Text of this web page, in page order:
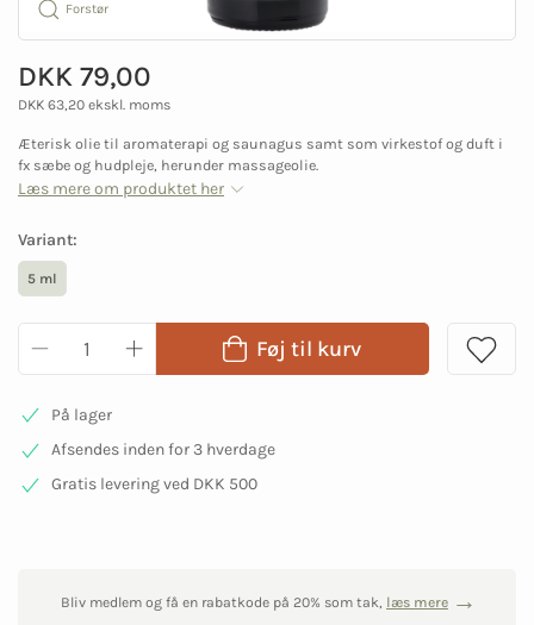
Forstør
DKK 79,00
DKK 63,20 ekskl. moms
Æterisk olie til aromaterapi og saunagus samt som virkestof og duft i
fx sæbe og hudpleje, herunder massageolie.
Læs mere om produktet her
Variant:
5 ml
Føj til kurv
På lager
Afsendes inden for 3 hverdage
Gratis levering ved DKK 500
Bliv medlem og få en rabatkode på 20% som tak, læs mere